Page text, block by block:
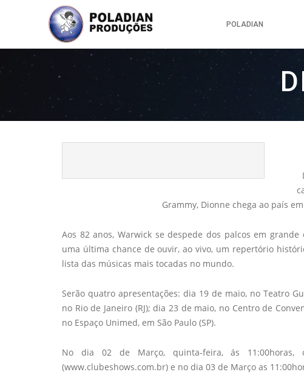
POLADIAN
Grammy, Dionne chega ao país
Aos 82 anos, Warwick se despede dos palcos em
uma última chance de ouvir, ao vivo, um repertório
lista das músicas mais tocadas no mundo.
Serão quatro apresentações: dia 19 de maio, no Teatro
no Rio de Janeiro (RJ); dia 23 de maio, no Centro de
no Espaço Unimed, em São Paulo (SP).
No dia 02 de Março, quinta-feira, ás 11:00horas,
(www.clubeshows.com.br) e no dia 03 de Março as